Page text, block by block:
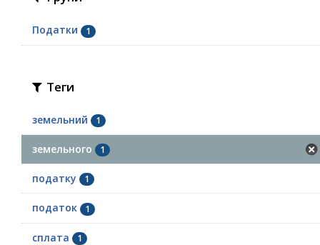
Податки 1
Теги
земельний 1
земельного 1
податку 1
податок 1
сплата 1